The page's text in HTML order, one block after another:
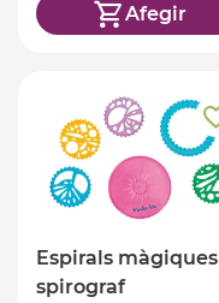
Afegir
Espirals màgiques
spirograf